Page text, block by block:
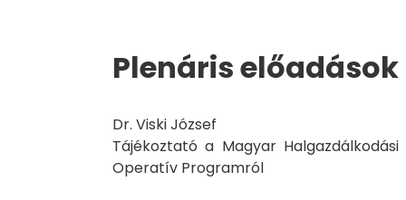
Plenáris előadások
Dr. Viski József
Tájékoztató a Magyar Halgazdálkodási
Operatív Programról